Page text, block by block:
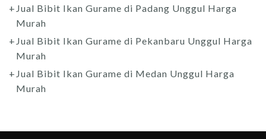
Jual Bibit Ikan Gurame di Padang Unggul Harga
Murah
Jual Bibit Ikan Gurame di Pekanbaru Unggul Harga
Murah
Jual Bibit Ikan Gurame di Medan Unggul Harga
Murah